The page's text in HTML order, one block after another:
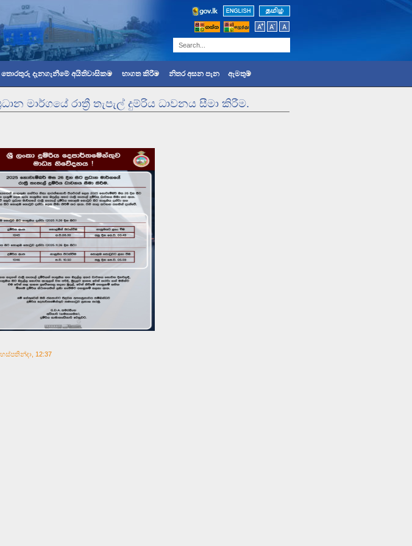
තොරතුරු දැනගැනීමේ අයිතිවාසිකම භාගත කිරීම නිතර අසන පැන ඇමතුම්
මාර්ගයේ රාත්‍රී තැපැල් දුම්රිය ධාවනය සීමා කිරීම.
12:37